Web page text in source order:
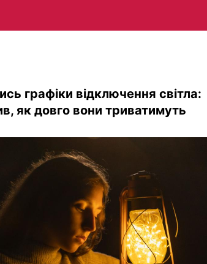
графіки відключення світла:
як довго вони триватимуть